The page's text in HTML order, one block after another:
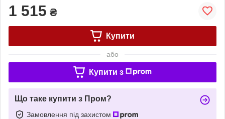
1 515 ₴
Купити
або
Купити з
Що таке купити з Пром?
Замовлення під захистом